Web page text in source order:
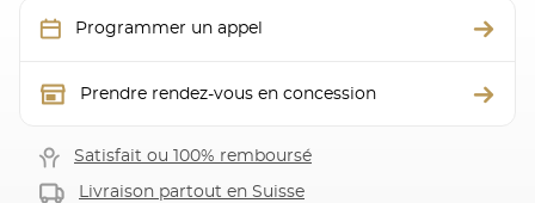
Programmer un appel
Prendre rendez-vous en concession
Satisfait ou 100% remboursé
Livraison partout en Suisse